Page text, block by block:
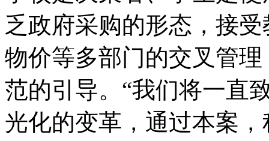
乏政府采购的形态，接
物价等多部门的交叉管
范的引导。“我们将一直
光化的变革，通过本案